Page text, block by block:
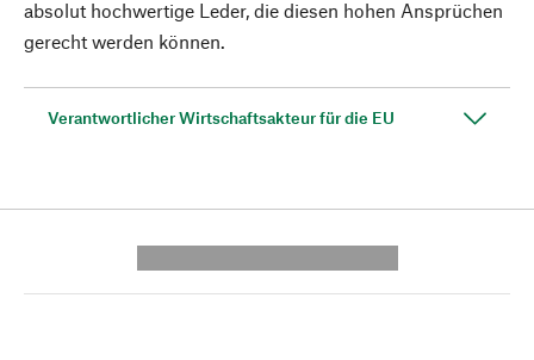
absolut hochwertige Leder, die diesen hohen Ansprüchen
gerecht werden können.
Verantwortlicher Wirtschaftsakteur für die EU